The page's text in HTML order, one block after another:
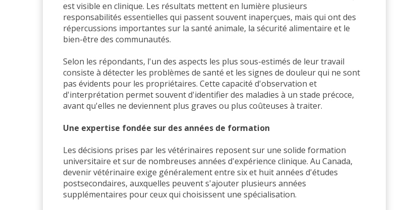
est visible en clinique. Les résultats mettent en lumière plusieurs
responsabilités essentielles qui passent souvent inaperçues, mais qui ont des
répercussions importantes sur la santé animale, la sécurité alimentaire et le
bien-être des communautés.
Selon les répondants, l'un des aspects les plus sous-estimés de leur travail
consiste à détecter les problèmes de santé et les signes de douleur qui ne sont
pas évidents pour les propriétaires. Cette capacité d'observation et
d'interprétation permet souvent d'identifier des maladies à un stade précoce,
avant qu'elles ne deviennent plus graves ou plus coûteuses à traiter.
Une expertise fondée sur des années de formation
Les décisions prises par les vétérinaires reposent sur une solide formation
universitaire et sur de nombreuses années d'expérience clinique. Au Canada,
devenir vétérinaire exige généralement entre six et huit années d'études
postsecondaires, auxquelles peuvent s'ajouter plusieurs années
supplémentaires pour ceux qui choisissent une spécialisation.